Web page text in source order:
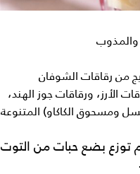
والمذوب
من رقاقات الشوفان
الأرز، ورقاقات جوز الهند،
ومسحوق الكاكاو) المتنوعة
توزع بضع حبات من التوت